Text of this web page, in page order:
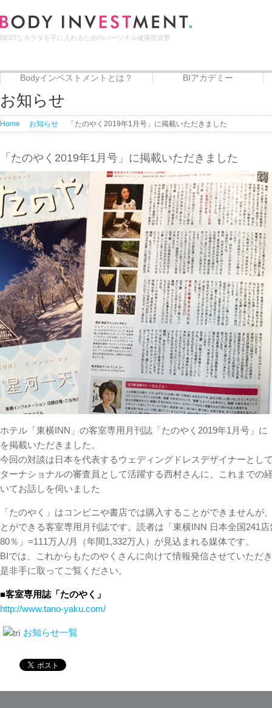
BESTなカラダを手に入れるためのパーソナル健康投資塾
Bodyインベストメントとは？
BIアカデミー
お知らせ
Home お知らせ 「たのやく2019年1月号」に掲載いただきました
「たのやく2019年1月号」に掲載いただきました
ホテル「東横INN」の客室専用月刊誌「たのやく2019年1月号」
を掲載いただきました。
今回の対談は日本を代表するウェディングドレスデザイナーとし
ターナショナルの審査員として活躍する西村さんに、これまでの
いてお話しを伺いました
「たのやく」はコンビニや書店では購入することができませんが
とができる客室専用月刊誌です。読者は「東横INN 日本全国241
80％」=111万人/月（年間1,332万人）が見込まれる媒体です。
BIでは、これからもたのやくさんに向けて情報発信させていただ
是非手に取ってご覧ください。
■客室専用誌「たのやく」
http://www.tano-yaku.com/
お知らせ一覧